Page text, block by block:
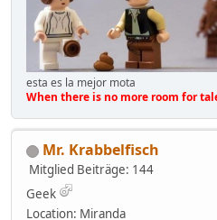
esta es la mejor mota
When there is no more room for
Mr. Krabbelfisch
Mitglied Beiträge: 144
Geek
Location: Miranda